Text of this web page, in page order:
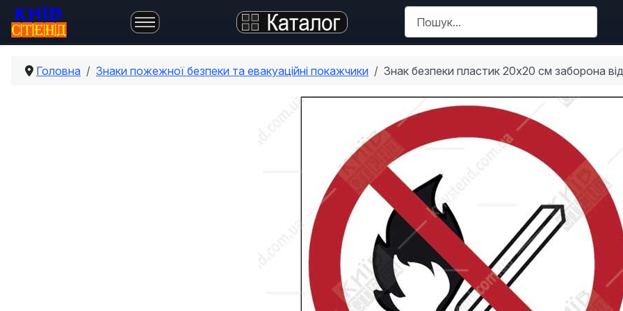
Головна Знаки пожежної безпеки та евакуаційні покажчики Знак безпеки пластик 20x20 см заборона